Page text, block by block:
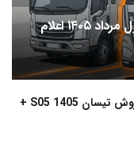
شرایط فروش نقدی محصولات بهمن دیزل مرداد ۱۴۰۵ اعلام
قیمت تیسان S05 و شرایط فروش تیسان S05 1405 +